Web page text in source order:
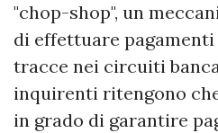
"chop-shop", un
di effettuare pagamenti
tracce nei circuiti
inquirenti ritengono
in grado di garantire